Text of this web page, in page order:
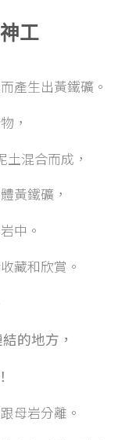
工
產生出黃鐵礦。
，
土混合而成，
黃鐵礦，
中。
藏和欣賞。
的地方，
母岩分離。